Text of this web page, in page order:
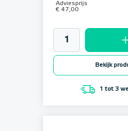
Adviesprijs
€ 47,00
Bekijk
1 tot 3